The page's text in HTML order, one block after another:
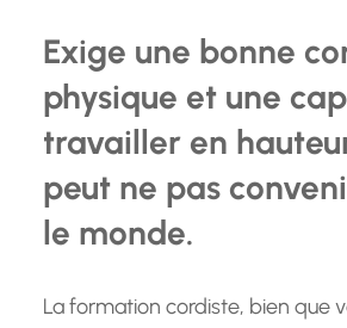
Exige une bonne
physique et une
travailler en
peut ne pas
le monde.
La formation cordiste, bien que